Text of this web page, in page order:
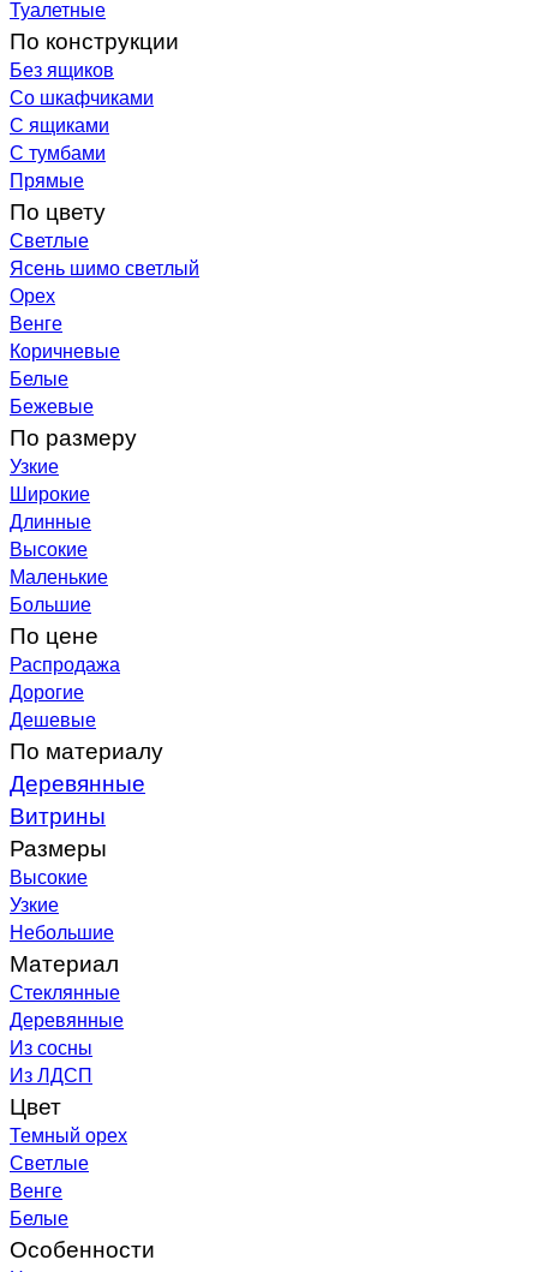
Туалетные
По конструкции
Без ящиков
Со шкафчиками
С ящиками
С тумбами
Прямые
По цвету
Светлые
Ясень шимо светлый
Орех
Венге
Коричневые
Белые
Бежевые
По размеру
Узкие
Широкие
Длинные
Высокие
Маленькие
Большие
По цене
Распродажа
Дорогие
Дешевые
По материалу
Деревянные
Витрины
Размеры
Высокие
Узкие
Небольшие
Материал
Стеклянные
Деревянные
Из сосны
Из ЛДСП
Цвет
Темный орех
Светлые
Венге
Белые
Особенности